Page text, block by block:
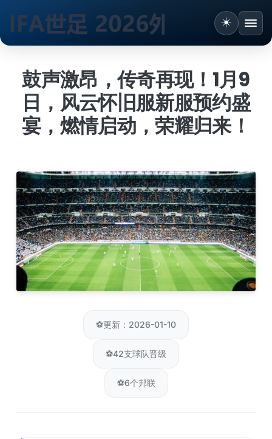
☀️ 切换
鼓声激昂，传奇再现！1月9
日，风云怀旧服新服预约盛
宴，燃情启动，荣耀归来！
⚽更新：2026-01-10
⚽42支球队晋级
⚽6个邦联